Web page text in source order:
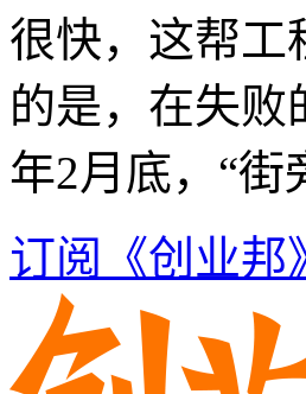
很快，这帮工
的是，在失败
年2月底，“街
订阅《创业邦